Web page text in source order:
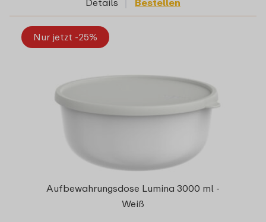
Nur jetzt -25%
Aufbewahrungsdose Lumina 3000 ml -
Weiß